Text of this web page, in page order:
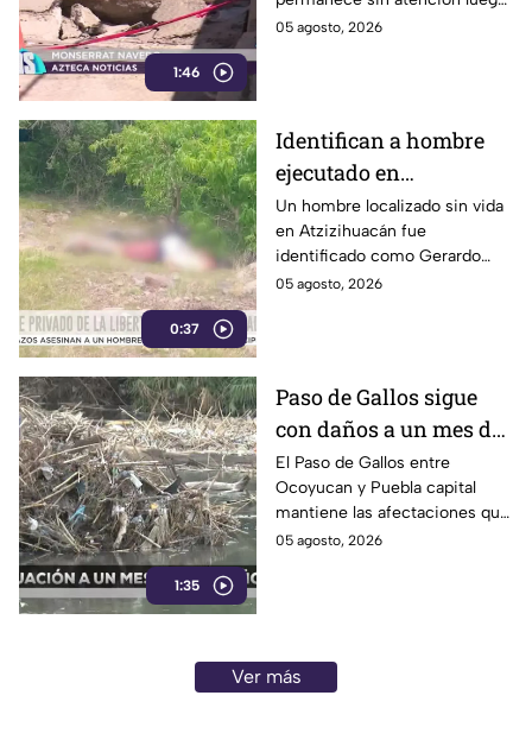
1:46
de formarse hace más de 15
05 agosto, 2026
0:37
Identifican a hombre
ejecutado en
Atzizihuacán; fue
privado de la libertad
Un hombre localizado sin vida
en Atzizihuacán fue
identificado como Gerardo
“N”, de 27 años, quien
05 agosto, 2026
1:35
Paso de Gallos sigue
con daños a un mes de
afectaciones por
lluvias
El Paso de Gallos entre
Ocoyucan y Puebla capital
mantiene las afectaciones que
dejó el aumento del nivel del
05 agosto, 2026
Ver más